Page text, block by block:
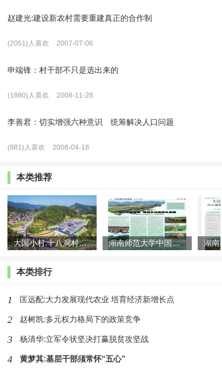
鼓励扶持桂林籍经营管理人才返乡创业，让他们把在外
在家乡带动群众创业致富。四是探索“挂职+任职”模式，
选派熟悉农业农村工作的市县优秀干部到乡村一线“蹲
作经济组织，加大科技服务到村、到户力度。五是积极
学生村官、“三支一扶”、村级协理员等青年人才向一线
一是打造“云上课堂”，围绕乡村产业发展、基层治
理等重点课题，开发运行线上线下涉农“职业培训包”和
专项职业能力培训项目，用信息化手段向专家借才借
智，运用互联网平台，通过视频、语音、文字、线上培
训等多种形式将农业知识技术传递到农村，实现智力资
本、经验和技能的有效共享。二是筹建乡村振兴学院，
引导涉农高等院校和农业职业院校加大农村实用人才培
人员给予一定补助。三是积极培养本土人才，完善新型
赵建光:建设新农村需要重建真正的合作制
(2051)人喜欢 2007-07-06
申端锋：村干部不只是选出来的
(1880)人喜欢 2008-11-28
李善君：切实增强六种意识 统筹解决人口问题
(881)人喜欢 2008-04-18
本类推荐
大国小村:十八洞村的现代变迁是一道美丽的风景线 湖南师范大学中国乡村振兴研究院课题组:突出地域特色 推进乡村
本类排行
1 匡远配:大力发展现代农业 培育经济新增长点
2 赵树凯:多元权力格局下的政策竞争
3 杨清华:立军令状坚决打赢脱贫攻坚战
4 黄梦其:基层干部须常怀“五心”